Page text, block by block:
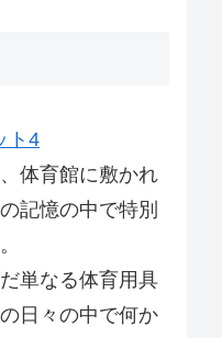
体育館に敷かれ
記憶の中で特別
単なる体育用具
日々の中で何か